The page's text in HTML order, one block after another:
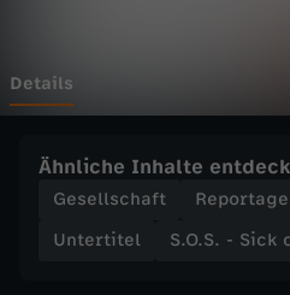
f
S
i
Details
Ähnliche Inhalte
Gesellschaft Reportage
Untertitel
S.O.S. - Sick